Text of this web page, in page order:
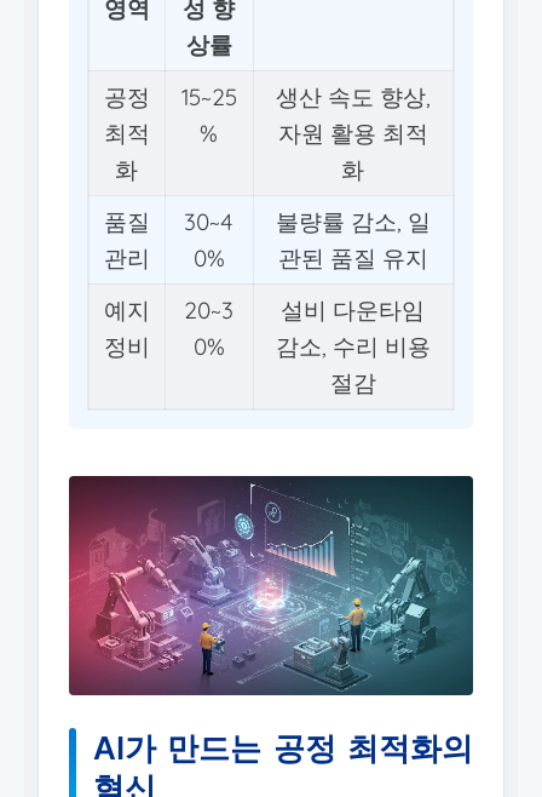
영역
성 향
상률
공정
최적
화
15~25
%
생산 속도 향상,
자원 활용 최적
화
품질
관리
30~4
0%
불량률 감소, 일
관된 품질 유지
예지
정비
20~3
0%
설비 다운타임
감소, 수리 비용
절감
AI가 만드는 공정 최적화의
혁신